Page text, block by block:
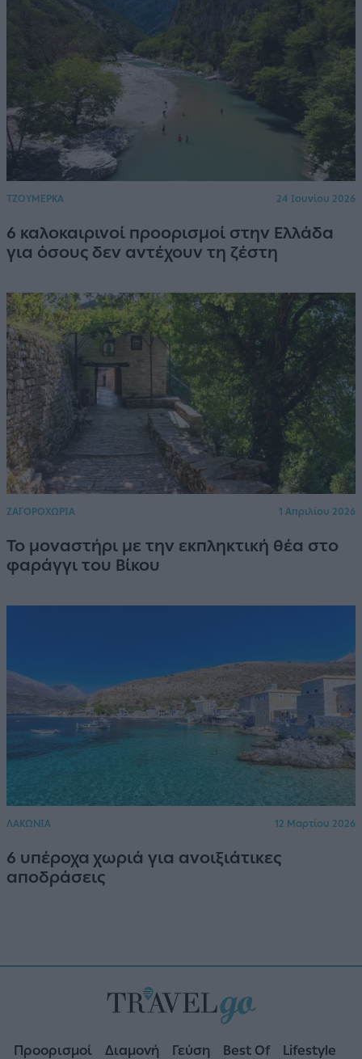
ΤΖΟΥΜΕΡΚΑ 24 Ιουνίου 2026
6 καλοκαιρινοί προορισμοί στην Ελλάδα
για όσους δεν αντέχουν τη ζέστη
ΖΑΓΟΡΟΧΩΡΙΑ 1 Απριλίου 2026
Το μοναστήρι με την εκπληκτική θέα στο
φαράγγι του Βίκου
ΛΑΚΩΝΙΑ 12 Μαρτίου 2026
6 υπέροχα χωριά για ανοιξιάτικες
αποδράσεις
Προορισμοί Διαμονή Γεύση Best Of Lifestyle